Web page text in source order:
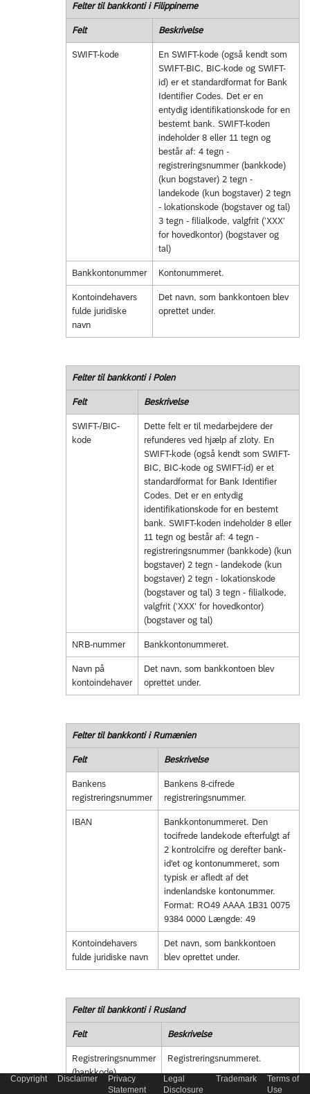
Felter til bankkonti i Filippinerne
Felt Beskrivelse
SWIFT-kode
En SWIFT-kode (også kendt som
SWIFT-BIC, BIC-kode og SWIFT-
id) er et standardformat for Bank
Identifier Codes. Det er en
entydig identifikationskode for en
bestemt bank. SWIFT-koden
indeholder 8 eller 11 tegn og
består af: 4 tegn -
registreringsnummer (bankkode)
(kun bogstaver) 2 tegn -
landekode (kun bogstaver) 2 tegn
- lokationskode (bogstaver og tal)
3 tegn - filialkode, valgfrit (’XXX’
for hovedkontor) (bogstaver og
tal)
Bankkontonummer Kontonummeret.
Kontoindehavers
fulde juridiske
navn
Det navn, som bankkontoen blev
oprettet under.
Felter til bankkonti i Polen
Felt Beskrivelse
SWIFT-/BIC-
kode
Dette felt er til medarbejdere der
refunderes ved hjælp af zloty. En
SWIFT-kode (også kendt som SWIFT-
BIC, BIC-kode og SWIFT-id) er et
standardformat for Bank Identifier
Codes. Det er en entydig
identifikationskode for en bestemt
bank. SWIFT-koden indeholder 8 eller
11 tegn og består af: 4 tegn -
registreringsnummer (bankkode) (kun
bogstaver) 2 tegn - landekode (kun
bogstaver) 2 tegn - lokationskode
(bogstaver og tal) 3 tegn - filialkode,
valgfrit (’XXX’ for hovedkontor)
(bogstaver og tal)
NRB-nummer Bankkontonummeret.
Navn på
kontoindehaver
Det navn, som bankkontoen blev
oprettet under.
Felter til bankkonti i Rumænien
Felt Beskrivelse
Bankens
registreringsnummer
Bankens 8-cifrede
registreringsnummer.
IBAN
Bankkontonummeret. Den
tocifrede landekode efterfulgt af
2 kontrolcifre og derefter bank-
id'et og kontonummeret, som
typisk er afledt af det
indenlandske kontonummer.
Format: RO49 AAAA 1B31 0075
9384 0000 Længde: 49
Kontoindehavers
fulde juridiske navn
Det navn, som bankkontoen
blev oprettet under.
Felter til bankkonti i Rusland
Felt Beskrivelse
Registreringsnummer
(bankkode)
Registreringsnummeret.
Copyright Disclaimer
Privacy
Statement
Legal
Disclosure
Trademark
Terms of
Use